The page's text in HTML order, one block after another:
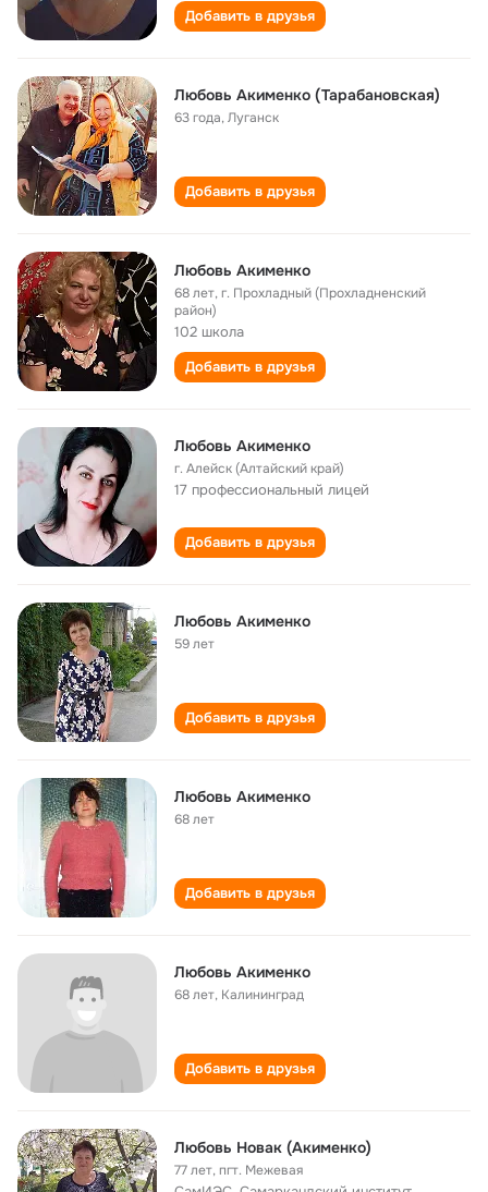
Добавить в друзья
Любовь Акименко (Тарабановская)
63 года,Луганск
Добавить в друзья
Любовь Акименко
68 лет,г. Прохладный (Прохладненский
район)
102 школа
Добавить в друзья
Любовь Акименко
г. Алейск (Алтайский край)
17 профессиональный лицей
Добавить в друзья
Любовь Акименко
59 лет
Добавить в друзья
Любовь Акименко
68 лет
Добавить в друзья
Любовь Акименко
68 лет, Калининград
Добавить в друзья
Любовь Новак (Акименко)
77 лет,пгт. Межевая